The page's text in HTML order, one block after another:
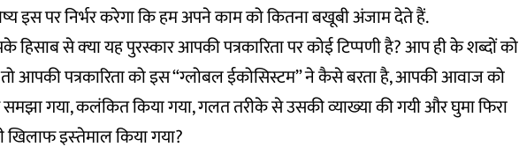
इस पर निर्भर करेगा कि हम अपने काम को कितना बखूबी अंजाम देते हैं.
से क्‍या यह पुरस्कार आपकी पत्रकारिता पर कोई टिप्पणी है? आप ही के शब्दों को
आपकी पत्रकारिता को इस “ग्लोबल ईकोसिस्टम” ने कैसे बरता है, आपकी आवाज को
गया, कलंकित किया गया, गलत तरीके से उसकी व्‍याख्‍या की गयी और घुमा फिरा
इस्‍तेमाल किया गया?